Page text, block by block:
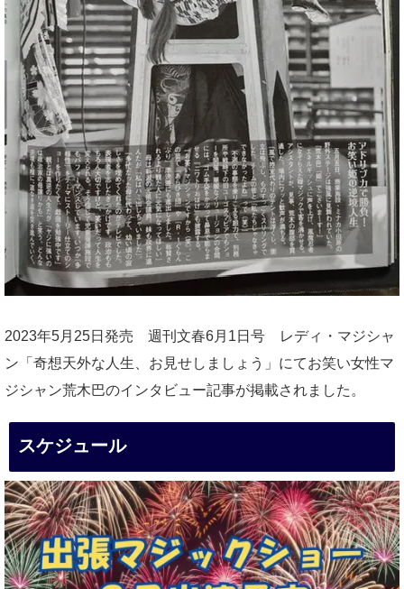
2023年5月25日発売 週刊文春6月1日号 レディ・マジシャ
ン「奇想天外な人生、お見せしましょう」にてお笑い女性マ
ジシャン荒木巴のインタビュー記事が掲載されました。
スケジュール